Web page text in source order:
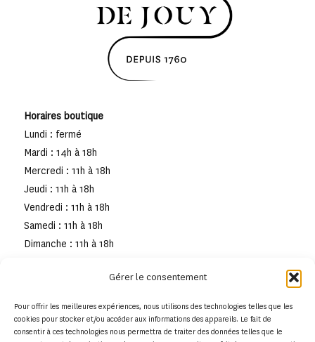
Gérer le consentement
Pour offrir les meilleures expériences, nous utilisons des technologies telles que les
cookies pour stocker et/ou accéder aux informations des appareils. Le fait de
consentir à ces technologies nous permettra de traiter des données telles que le
Horaires boutique
Lundi : fermé
Mardi : 14h à 18h
Mercredi : 11h à 18h
Jeudi : 11h à 18h
Vendredi : 11h à 18h
Samedi : 11h à 18h
Dimanche : 11h à 18h